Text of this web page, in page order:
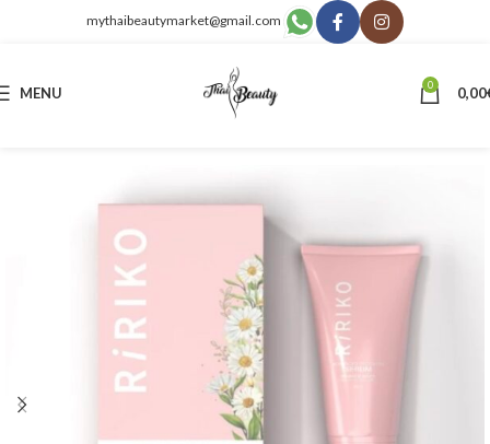
mythaibeautymarket@gmail.com
MENU 0 0,00